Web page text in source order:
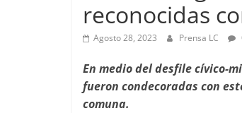
reconocidas
Agosto 28, 2023 Prensa LC
En medio del desfile cívico-
fueron condecoradas con
comuna.